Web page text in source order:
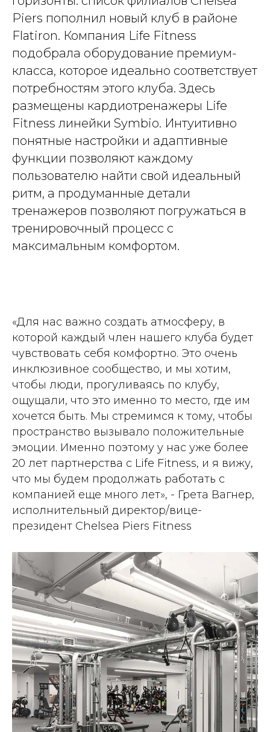
Piers пополнил новый клуб в районе
Flatiron. Компания Life Fitness
подобрала оборудование премиум-
класса, которое идеально соответствует
потребностям этого клуба. Здесь
размещены кардиотренажеры Life
Fitness линейки Symbio. Интуитивно
понятные настройки и адаптивные
функции позволяют каждому
пользователю найти свой идеальный
ритм, а продуманные детали
тренажеров позволяют погружаться в
тренировочный процесс с
максимальным комфортом.
«Для нас важно создать атмосферу, в
которой каждый член нашего клуба будет
чувствовать себя комфортно. Это очень
инклюзивное сообщество, и мы хотим,
чтобы люди, прогуливаясь по клубу,
ощущали, что это именно то место, где им
хочется быть. Мы стремимся к тому, чтобы
пространство вызывало положительные
эмоции. Именно поэтому у нас уже более
20 лет партнерства с Life Fitness, и я вижу,
что мы будем продолжать работать с
компанией еще много лет», - Грета Вагнер,
исполнительный директор/вице-
президент Chelsea Piers Fitness